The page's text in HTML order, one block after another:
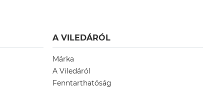
A VILEDÁRÓL
Márka
A Viledáról
Fenntarthatóság